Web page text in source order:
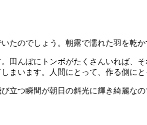
たのでしょう。朝露で濡れた羽を乾
田んぼにトンボがたくさんいれば、
まいます。人間にとって、作る側に
立つ瞬間が朝日の斜光に輝き綺麗な